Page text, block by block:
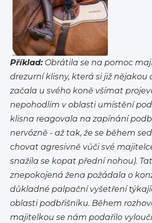
Příklad:Obrátila se na pomoc
drezurní klisny, která si již nějakou
začala u svého koně všímat
nepohodlím v oblasti umístění
klisna reagovala na zapínání
nervózně - až tak, že se během
chovat agresivně vůči své
snažila se kopat přední nohou).
znepokojená žena požádala o
důkladné palpační vyšetření
oblasti podbřišníku. Během
majitelkou se nám podařilo